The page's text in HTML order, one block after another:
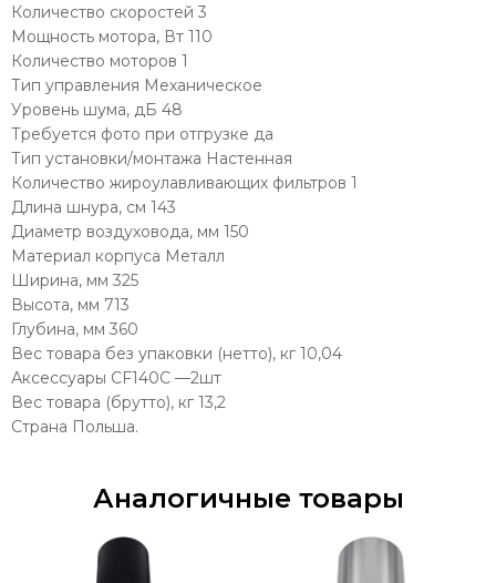
Количество скоростей 3
Мощность мотора, Вт 110
Количество моторов 1
Тип управления Механическое
Уровень шума, дБ 48
Требуется фото при отгрузке да
Тип установки/монтажа Настенная
Количество жироулавливающих фильтров 1
Длина шнура, см 143
Диаметр воздуховода, мм 150
Материал корпуса Металл
Ширина, мм 325
Высота, мм 713
Глубина, мм 360
Вес товара без упаковки (нетто), кг 10,04
Аксессуары CF140C —2шт
Вес товара (брутто), кг 13,2
Страна Польша.
Аналогичные товары